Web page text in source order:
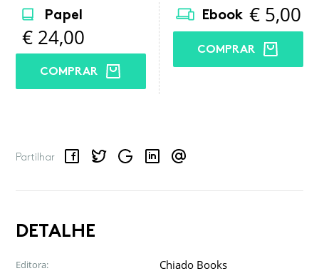
Papel
€ 24,00
COMPRAR
Ebook € 5,00
COMPRAR
Partilhar
FacebookTwitterGoogle LinkedInEmail
DETALHE
Editora: Chiado Books